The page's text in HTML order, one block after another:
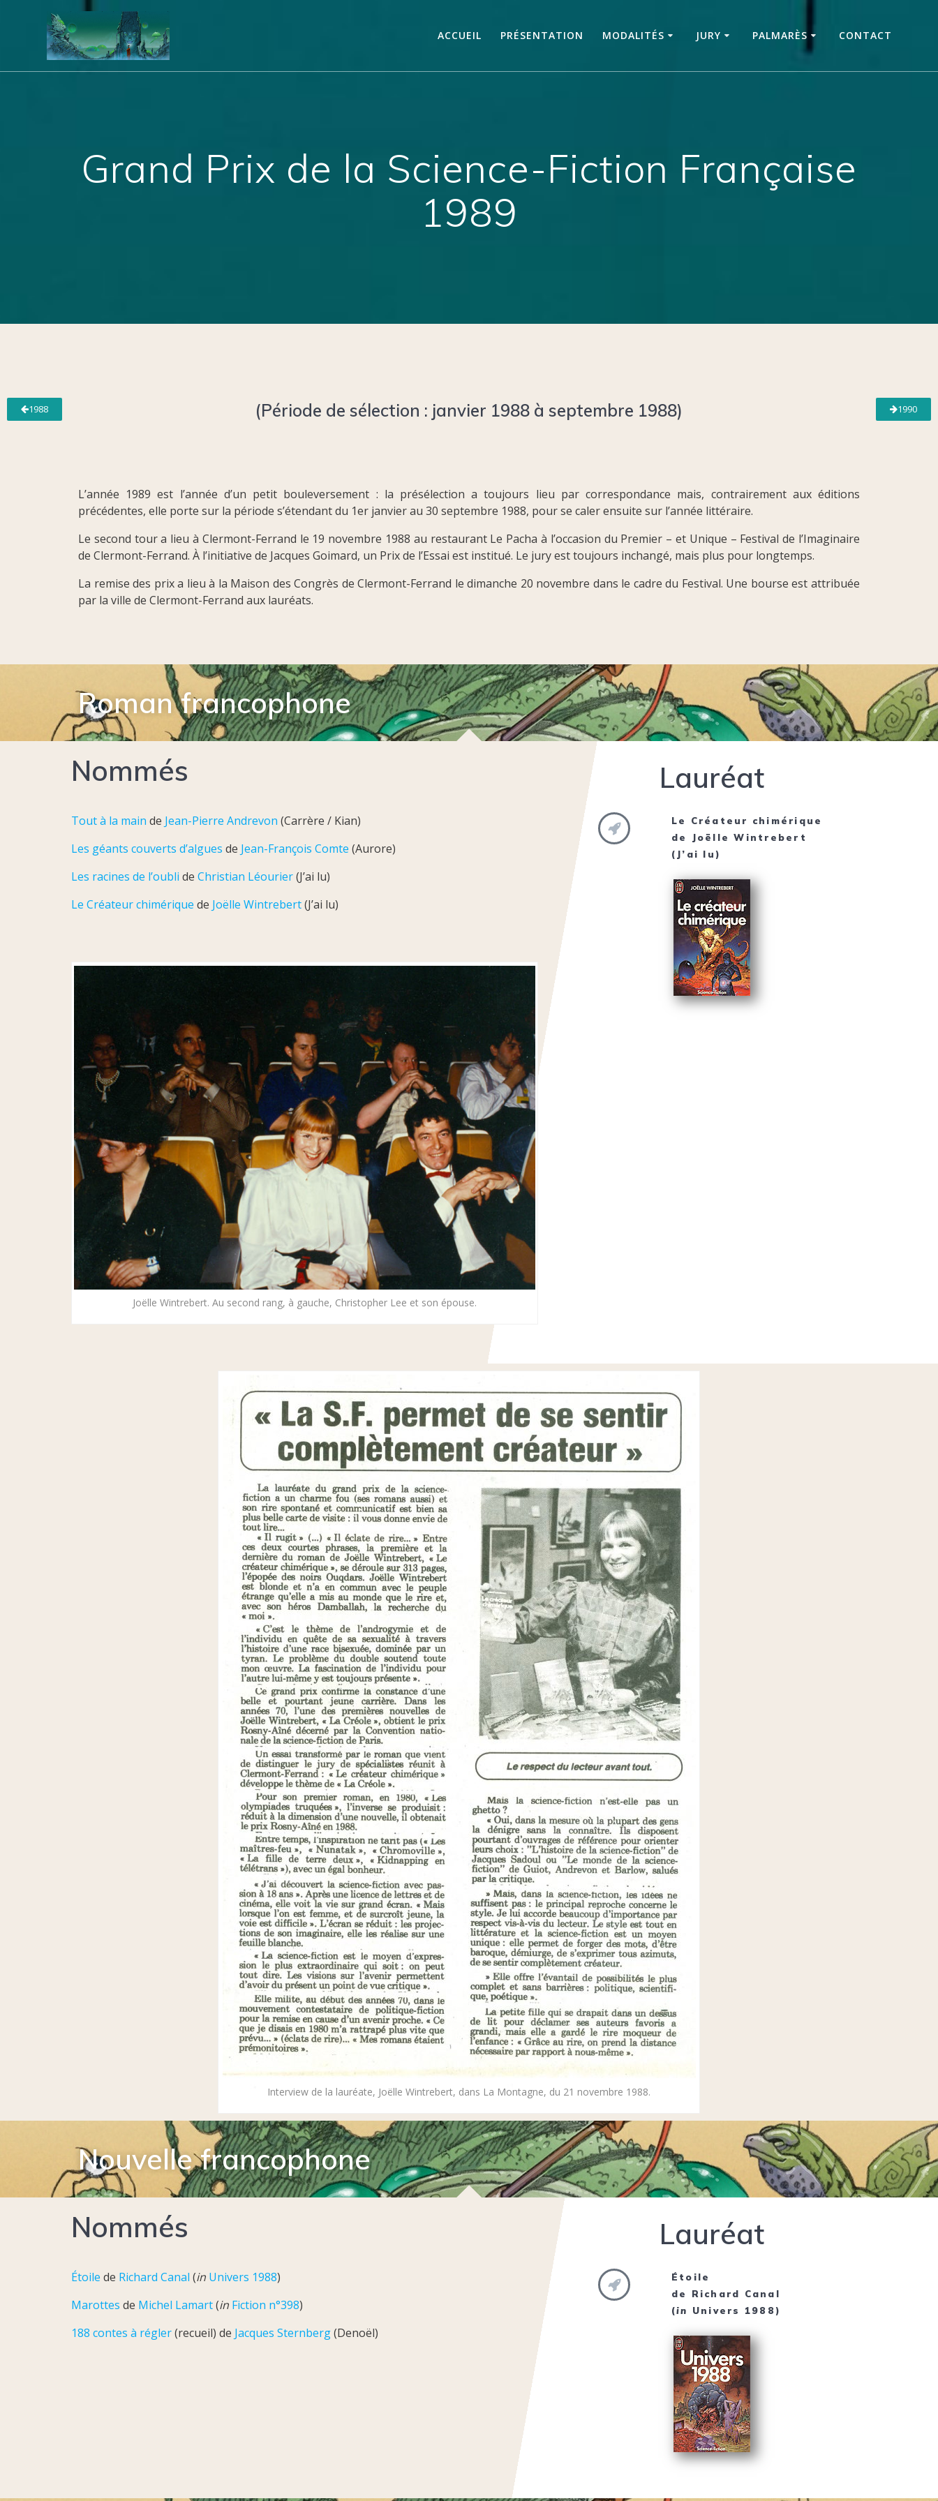
ACCUEIL PRÉSENTATION MODALITÉS JURY PALMARÈS CONTACT
Grand Prix de la Science-Fiction Française
1989
1988 (Période de sélection : janvier 1988 à septembre 1988) 1990
L’année 1989 est l’année d’un petit bouleversement : la présélection a toujours lieu par correspondance mais, contrairement aux éditions
précédentes, elle porte sur la période s’étendant du 1er janvier au 30 septembre 1988, pour se caler ensuite sur l’année littéraire.
Le second tour a lieu à Clermont-Ferrand le 19 novembre 1988 au restaurant Le Pacha à l’occasion du Premier – et Unique – Festival de l’Imaginaire
de Clermont-Ferrand. À l’initiative de Jacques Goimard, un Prix de l’Essai est institué. Le jury est toujours inchangé, mais plus pour longtemps.
La remise des prix a lieu à la Maison des Congrès de Clermont-Ferrand le dimanche 20 novembre dans le cadre du Festival. Une bourse est attribuée
par la ville de Clermont-Ferrand aux lauréats.
Roman francophone
Nommés
Tout à la main de Jean-Pierre Andrevon (Carrère / Kian)
Les géants couverts d’algues de Jean-François Comte (Aurore)
Les racines de l’oubli de Christian Léourier(J’ai lu)
Le Créateur chimérique de Joëlle Wintrebert(J’ai lu)
Joëlle Wintrebert. Au second rang, à gauche, Christopher Lee et son épouse.
Lauréat
Le Créateur chimérique
de
Joëlle Wintrebert
(J’ai lu)
Interview de la lauréate, Joëlle Wintrebert, dans La Montagne, du 21 novembre 1988.
Nouvelle francophone
Nommés
Étoile de Richard Canal (in Univers 1988)
Marottes de Michel Lamart(in Fiction n°398)
188 contes à régler(recueil) de Jacques Sternberg(Denoël)
Lauréat
Étoile
de Richard Canal
(in Univers 1988 )